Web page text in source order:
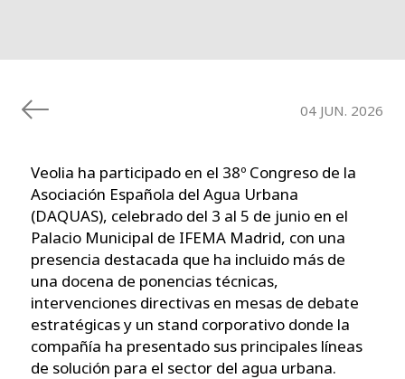
04 JUN. 2026
Veolia ha participado en el 38º Congreso de la
Asociación Española del Agua Urbana
(DAQUAS), celebrado del 3 al 5 de junio en el
Palacio Municipal de IFEMA Madrid, con una
presencia destacada que ha incluido más de
una docena de ponencias técnicas,
intervenciones directivas en mesas de debate
estratégicas y un stand corporativo donde la
compañía ha presentado sus principales líneas
de solución para el sector del agua urbana.